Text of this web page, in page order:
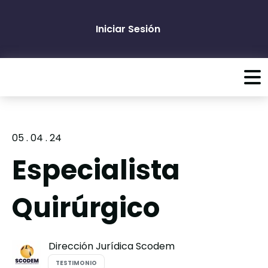
Iniciar Sesión
05 . 04 . 24
Especialista
Quirúrgico
Dirección Jurídica Scodem
TESTIMONIO